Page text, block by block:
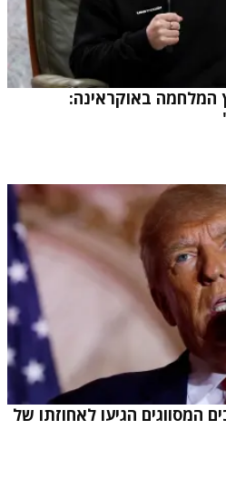
המלחמה באוקראינה:
המסווגים הגיעו לאחוזתו של